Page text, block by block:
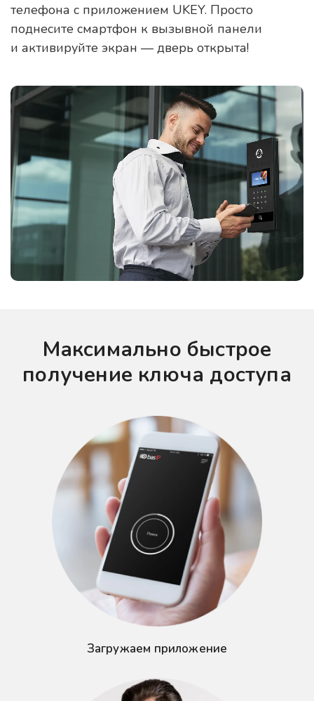
телефона с приложением UKEY. Просто
поднесите смартфон к вызывной панели
и активируйте экран — дверь открыта!
Максимально быстрое
получение ключа доступа
Загружаем приложение